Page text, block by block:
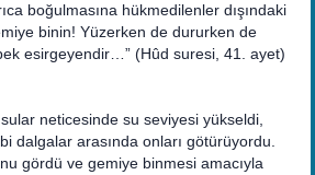
boğulmasına hükmedilenler dışındaki
binin! Yüzerken de dururken de
pek esirgeyendir…” (Hûd suresi, 41. ayet)
neticesinde su seviyesi yükseldi,
dalgalar arasında onları götürüyordu.
gördü ve gemiye binmesi amacıyla